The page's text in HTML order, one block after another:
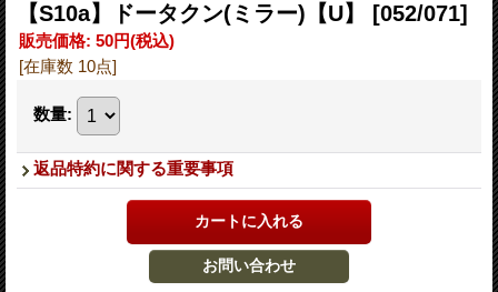
【S10a】ドータクン(ミラー)【U】 [052/071]
販売価格: 50円(税込)
[在庫数 10点]
数量:
返品特約に関する重要事項